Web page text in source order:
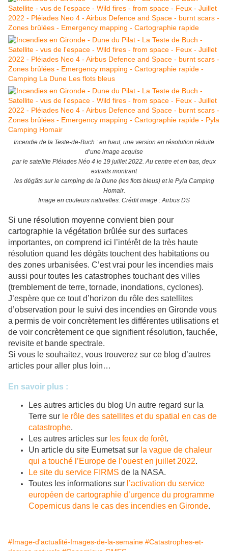
Incendie de la Teste-de-Buch : en haut, une version en résolution réduite
d’une image acquise
par le satellite Pléiades Néo 4 le 19 juillet 2022. Au centre et en bas, deux
extraits montrant
les dégâts sur le camping de la Dune (les flots bleus) et le Pyla Camping
Homair.
Image en couleurs naturelles. Crédit image : Airbus DS
Si une résolution moyenne convient bien pour
cartographie la végétation brûlée sur des surfaces
importantes, on comprend ici l’intérêt de la très haute
résolution quand les dégâts touchent des habitations ou
des zones urbanisées. C’est vrai pour les incendies mais
aussi pour toutes les catastrophes touchant des villes
(tremblement de terre, tornade, inondations, cyclones).
J’espère que ce tout d’horizon du rôle des satellites
d’observation pour le suivi des incendies en Gironde vous
a permis de voir concrètement les différentes utilisations et
de voir concrètement ce que signifient résolution, fauchée,
revisite et bande spectrale.
Si vous le souhaitez, vous trouverez sur ce blog d’autres
articles pour aller plus loin…
En savoir plus :
Les autres articles du blog Un autre regard sur la
Terre sur le rôle des satellites et du spatial en cas de
catastrophe.
Les autres articles sur les feux de forêt.
Un article du site Eumetsat sur la vague de chaleur
qui a touché l’Europe de l’ouest en juillet 2022.
Le site du service FIRMS de la NASA.
Toutes les informations sur l’activation du service
européen de cartographie d’urgence du programme
Copernicus dans le cas des incendies en Gironde.
#Image-d'actualité-Images-de-la-semaine #Catastrophes-et-